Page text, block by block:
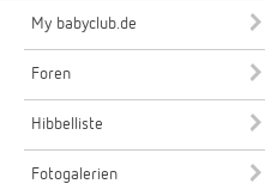
My babyclub.de
Foren
Hibbelliste
Fotogalerien